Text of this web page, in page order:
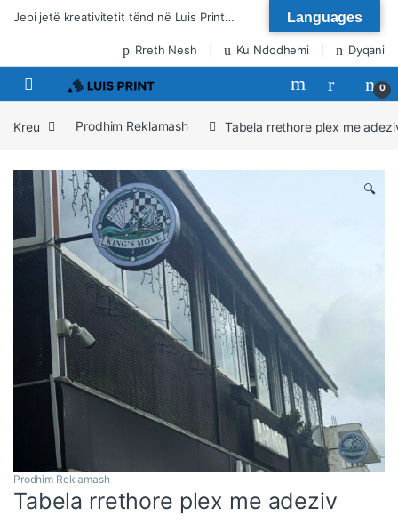
Kalo te lundrimi
Kalo tek përmbajtja
Jepi jetë kreativitetit tënd në Luis Print…
Rreth Nesh Ku Ndodhemi Dyqani
0
Kreu Prodhim Reklamash Tabela rrethore plex me
🔍
Prodhim Reklamash
Tabela rrethore plex me adeziv
Languages